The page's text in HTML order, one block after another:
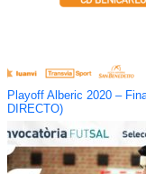
Playoff Alberic 2020 –
DIRECTO)